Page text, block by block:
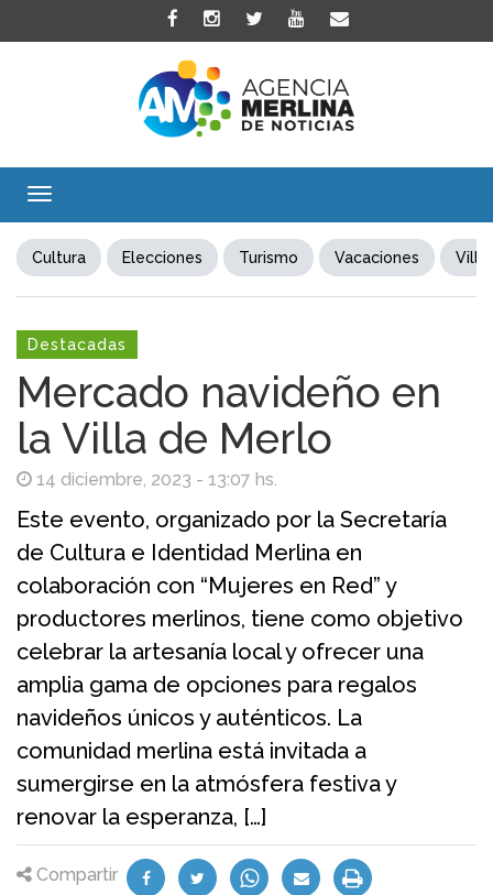
Toggle
Cultura Elecciones Turismo Vacaciones Villa
Destacadas
Mercado navideño en
la Villa de Merlo
14 diciembre, 2023 - 13:07 hs.
Este evento, organizado por la Secretaría
de Cultura e Identidad Merlina en
colaboración con “Mujeres en Red” y
productores merlinos, tiene como objetivo
celebrar la artesanía local y ofrecer una
amplia gama de opciones para regalos
navideños únicos y auténticos. La
comunidad merlina está invitada a
sumergirse en la atmósfera festiva y
renovar la esperanza, […]
Compartir